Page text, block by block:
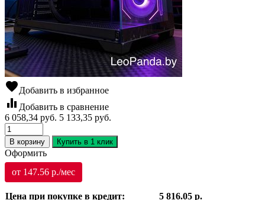
favoriteДобавить в избранное
equalizer Добавить в сравнение
6 058,34 руб. 5 133,35 руб.
В корзину Купить в 1 клик
Оформить
от 147.56 р./мес
Цена при покупке в кредит: 5 816.05 р.